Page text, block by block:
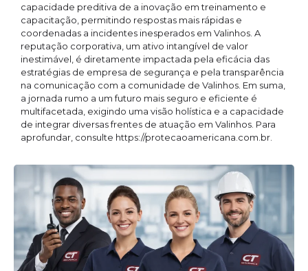
capacidade preditiva de a inovação em treinamento e
capacitação, permitindo respostas mais rápidas e
coordenadas a incidentes inesperados em Valinhos. A
reputação corporativa, um ativo intangível de valor
inestimável, é diretamente impactada pela eficácia das
estratégias de empresa de segurança e pela transparência
na comunicação com a comunidade de Valinhos. Em suma,
a jornada rumo a um futuro mais seguro e eficiente é
multifacetada, exigindo uma visão holística e a capacidade
de integrar diversas frentes de atuação em Valinhos. Para
aprofundar, consulte https://protecaoamericana.com.br.